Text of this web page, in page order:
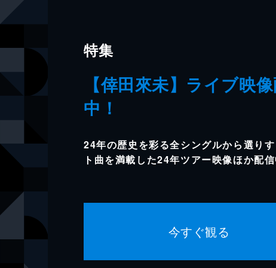
本文へスキップ
特集
【倖田來未】ライブ映
中！
24年の歴史を彩る全シングルから選り
ト曲を満載した24年ツアー映像ほか配信
今すぐ観る